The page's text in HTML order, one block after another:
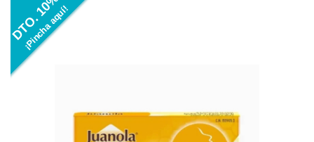
DTO. 10%
¡Pincha aquí!